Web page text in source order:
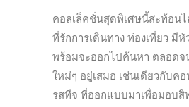
คอลเล็คชั่นสุดพิเศษนี้สะท้อน
ที่รักการเดินทาง ท่องเที่ยว มี
พร้อมจะออกไปค้นหา ตลอด
ใหม่ๆ อยู่เสมอ เช่นเดียวกับค
รสทีจ ที่ออกแบบมาเพื่อมอบสิ